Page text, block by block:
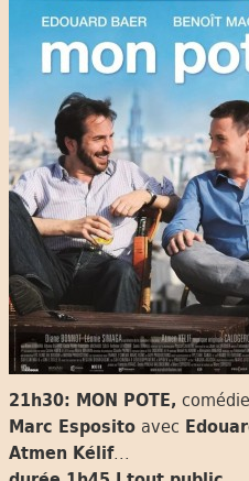
21h30: MON POTE,
Marc Esposito avec
Atmen Kélif...